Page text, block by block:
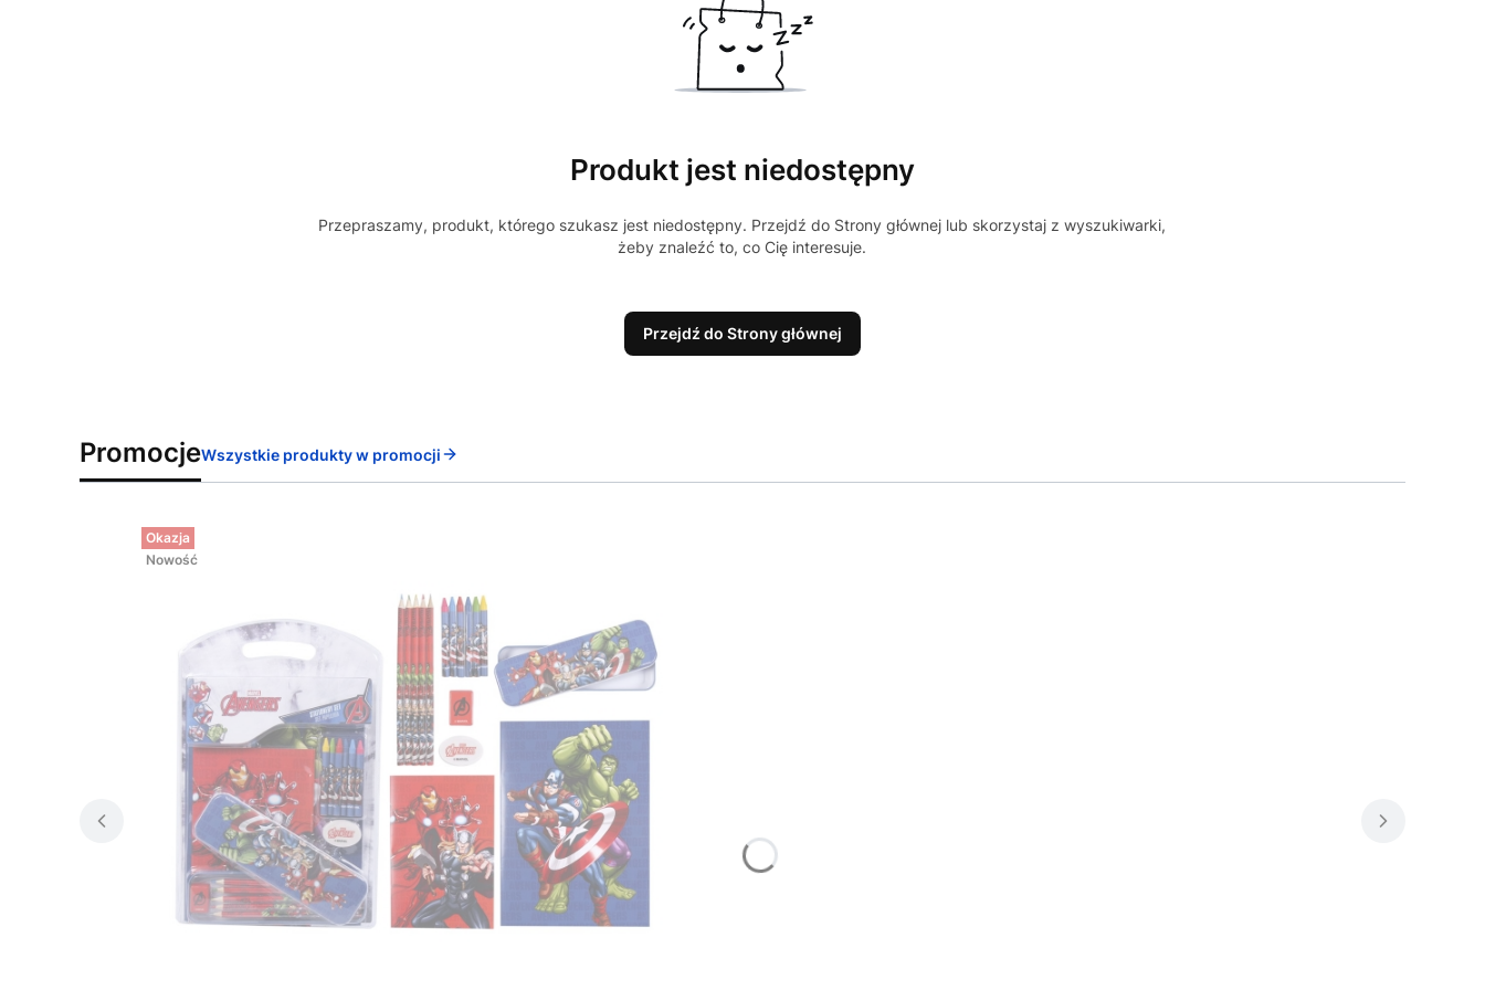
Produkt jest niedostępny
Przepraszamy, produkt, którego szukasz jest niedostępny. Przejdź do Strony głównej lub skorzystaj z wyszukiwarki,
żeby znaleźć to, co Cię interesuje.
Przejdź do Strony głównej
PromocjeWszystkie produkty w promocji
Okazja
Nowość